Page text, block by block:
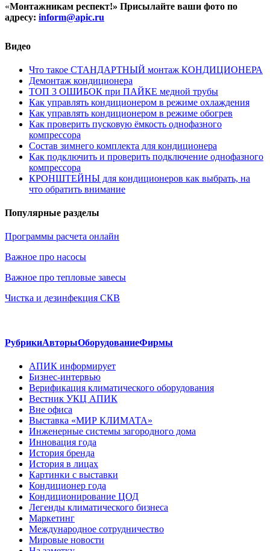
«Монтажникам респект!» Присылайте ваши фото по
адресу: inform@apic.ru
Видео
Что такое СТАНДАРТНЫЙ монтаж КОНДИЦИОНЕРА
Демонтаж кондиционера
ТОП 3 ОШИБОК при ПАЙКЕ медной трубы
Как управлять кондиционером в режиме охлаждения
Как управлять кондиционером в режиме обогрев
Как проверить пусковую ёмкость однофазного
компрессора
Состав зимнего комплекта для кондиционера
Как подключить и проверить подключение однофазного
компрессора
КРОНШТЕЙНЫ для кондиционеров как выбрать, на
что обратить внимание
Популярные разделы
Программы расчета онлайн
Важное про насосы
Важное про тепловые завесы
Чистка и дезинфекция СКВ
РубрикиАвторыОборудованиеФирмы
АПИК информирует
Бизнес-интервью
Верификация климатического оборудования
Вестник УКЦ АПИК
Вне офиса
Выставка «МИР КЛИМАТА»
Инженерные системы загородного дома
Инновация года
История бренда
История в лицах
Картинки с выставки
Кондиционер года
Кондиционирование ЦОД
Легенды климатического бизнеса
Маркетинг
Международное сотрудничество
Мировые новости